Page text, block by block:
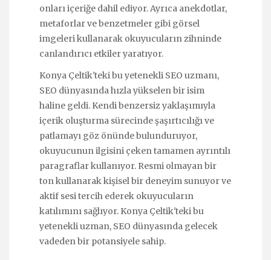
onları içeriğe dahil ediyor. Ayrıca anekdotlar,
metaforlar ve benzetmeler gibi görsel
imgeleri kullanarak okuyucuların zihninde
canlandırıcı etkiler yaratıyor.
Konya Çeltik'teki bu yetenekli SEO uzmanı,
SEO dünyasında hızla yükselen bir isim
haline geldi. Kendi benzersiz yaklaşımıyla
içerik oluşturma sürecinde şaşırtıcılığı ve
patlamayı göz önünde bulunduruyor,
okuyucunun ilgisini çeken tamamen ayrıntılı
paragraflar kullanıyor. Resmi olmayan bir
ton kullanarak kişisel bir deneyim sunuyor ve
aktif sesi tercih ederek okuyucuların
katılımını sağlıyor. Konya Çeltik'teki bu
yetenekli uzman, SEO dünyasında gelecek
vadeden bir potansiyele sahip.